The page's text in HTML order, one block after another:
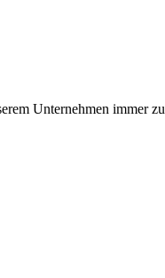
Unternehmen immer